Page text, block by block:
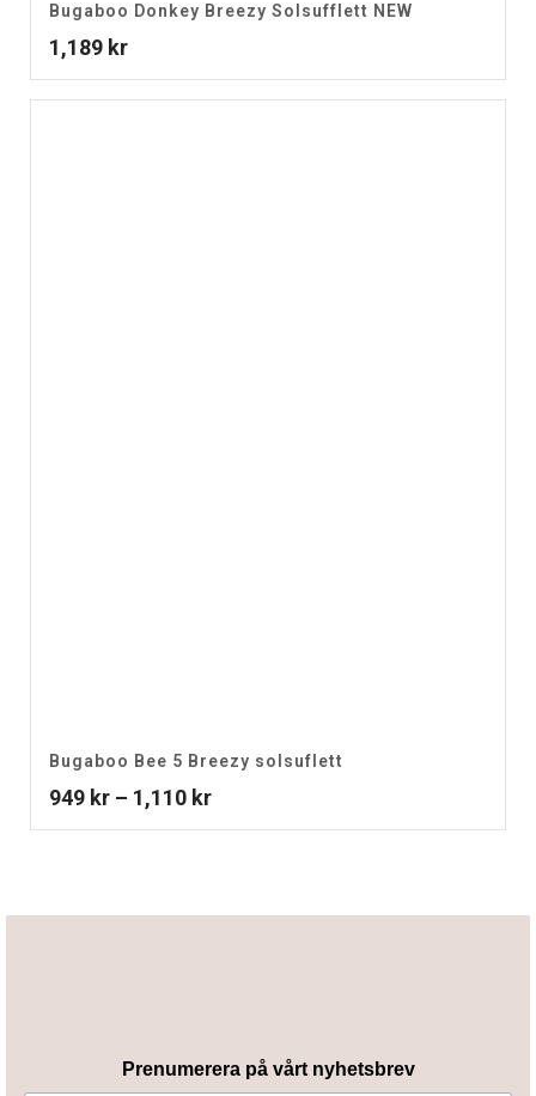
Bugaboo Donkey Breezy Solsufflett NEW
1,189 kr
Bugaboo Bee 5 Breezy solsuflett
949 kr – 1,110 krPrisintervall:
949 kr
Prenumerera på vårt nyhetsbrev